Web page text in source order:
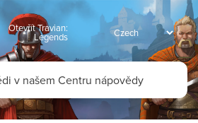
Otevřít Travian:
Legends